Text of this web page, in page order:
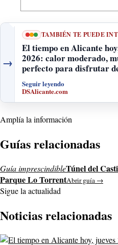
→
TAMBIÉN TE PUEDE
El tiempo en Alicante
2026: calor moderado,
perfecto para disfrutar
Seguir leyendo
DSAlicante.com
Amplía la información
Guías relacionadas
Guía imprescindibleTúnel del
Parque Lo TorrentAbrir guía →
Sigue la actualidad
Noticias relacionadas